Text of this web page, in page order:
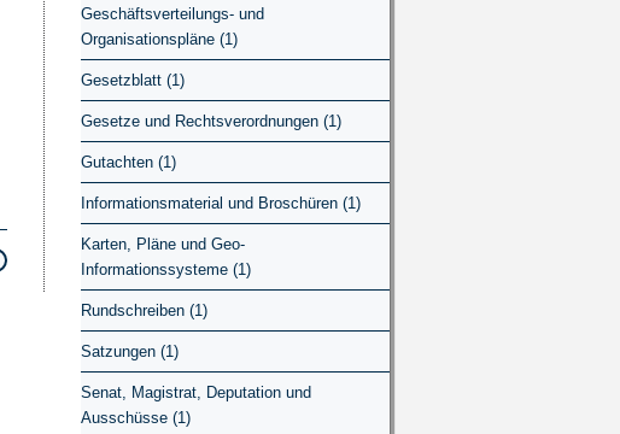
Geschäftsverteilungs- und
Organisationspläne (1)
Gesetzblatt (1)
Gesetze und Rechtsverordnungen (1)
Gutachten (1)
Informationsmaterial und Broschüren (1)
Karten, Pläne und Geo-
Informationssysteme (1)
Rundschreiben (1)
Satzungen (1)
Senat, Magistrat, Deputation und
Ausschüsse (1)